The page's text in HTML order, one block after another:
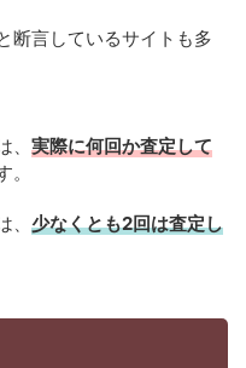
断言しているサイトも多
実際に何回か査定して
。
少なくとも2回は査定し